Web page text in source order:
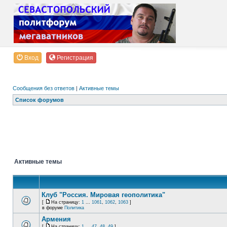
Вход Регистрация
Сообщения без ответов | Активные темы
Список форумов
Активные темы
Клуб "Россия. Мировая геополитика"
[ На страницу: 1 ... 1061, 1062, 1063 ]
в форуме Политика
Армения